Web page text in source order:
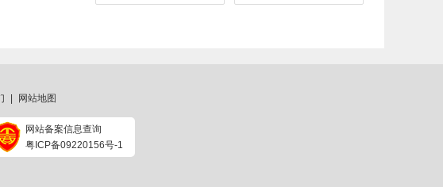
网站地图
网站备案信息查询
粤ICP备09220156号-1